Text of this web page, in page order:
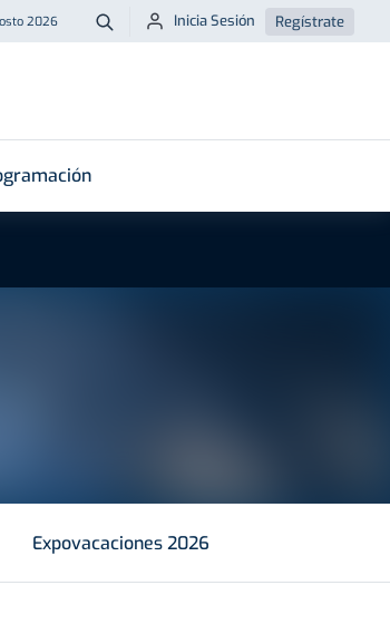
2026 Buscar
Inicia Sesión Regístrate
Expovacaciones 2026